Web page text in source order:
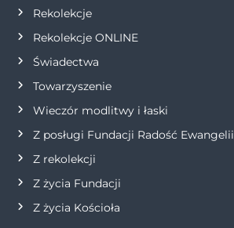
s
u
Rekolekcje
Rekolekcje ONLINE
Świadectwa
Towarzyszenie
Wieczór modlitwy i łaski
Z posługi Fundacji Radość Ewangelii
Z rekolekcji
Z życia Fundacji
Z życia Kościoła